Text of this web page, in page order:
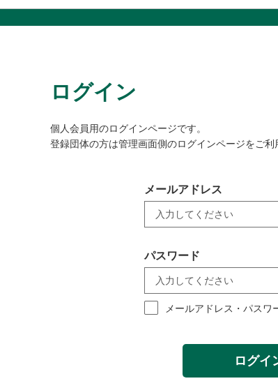
ログイン
個人会員用のログインページです。
登録団体の方は管理画面側のログインページをご利
メールアドレス
パスワード
メールアドレス・パスワ
ログイ